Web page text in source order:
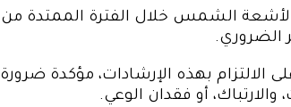
الضروري.
الالتزام بهذه الإرشادات، مؤكدة
أو فقدان الوعي.